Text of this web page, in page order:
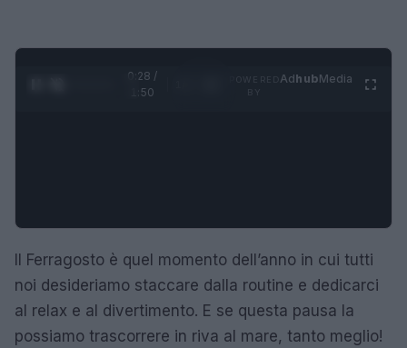
0:29 /
1:50
AdhubMedia
Il Ferragosto è quel momento dell’anno in cui tutti
noi desideriamo staccare dalla routine e dedicarci
al relax e al divertimento. E se questa pausa la
possiamo trascorrere in riva al mare, tanto meglio!